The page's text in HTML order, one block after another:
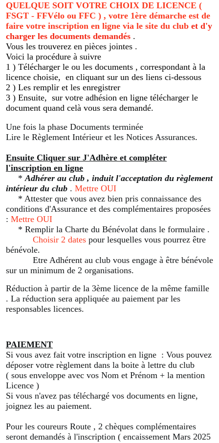
QUELQUE SOIT VOTRE CHOIX DE LICENCE (
FSGT - FFVélo ou FFC ) , votre 1ère démarche est de
faire votre inscription en ligne via le site du club et d'y
charger les documents demandés .
Vous les trouverez en pièces jointes .
Voici la procédure à suivre
1 ) Télécharger le ou les documents , correspondant à la
licence choisie, en cliquant sur un des liens ci-dessous
2 ) Les remplir et les enregistrer
3 ) Ensuite, sur votre adhésion en ligne télécharger le
document quand celà vous sera demandé.
Une fois la phase Documents terminée
Lire le Règlement Intérieur et les Notices Assurances.
Ensuite Cliquer sur J'Adhère et compléter
l'inscription en ligne
*Adhérer au club , induit l'acceptation du règlement
intérieur du club . Mettre OUI
* Attester que vous avez bien pris connaissance des
conditions d'Assurance et des complémentaires proposées
: Mettre OUI
* Remplir la Charte du Bénévolat dans le formulaire .
Choisir 2 dates pour lesquelles vous pourrez être
bénévole.
Etre Adhérent au club vous engage à être bénévole
sur un minimum de 2 organisations.
Réduction à partir de la 3ème licence de la même famille
. La réduction sera appliquée au paiement par les
responsables licences.
PAIEMENT
Si vous avez fait votre inscription en ligne : Vous pouvez
déposer votre règlement dans la boite à lettre du club
( sous enveloppe avec vos Nom et Prénom + la mention
Licence )
Si vous n'avez pas téléchargé vos documents en ligne,
joignez les au paiement.
Pour les coureurs Route , 2 chèques complémentaires
seront demandés à l'inscription ( encaissement Mars 2025